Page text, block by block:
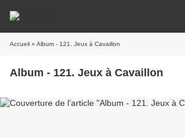
Accueil » Album - 121. Jeux à Cavaillon
Album - 121. Jeux à Cavaillon